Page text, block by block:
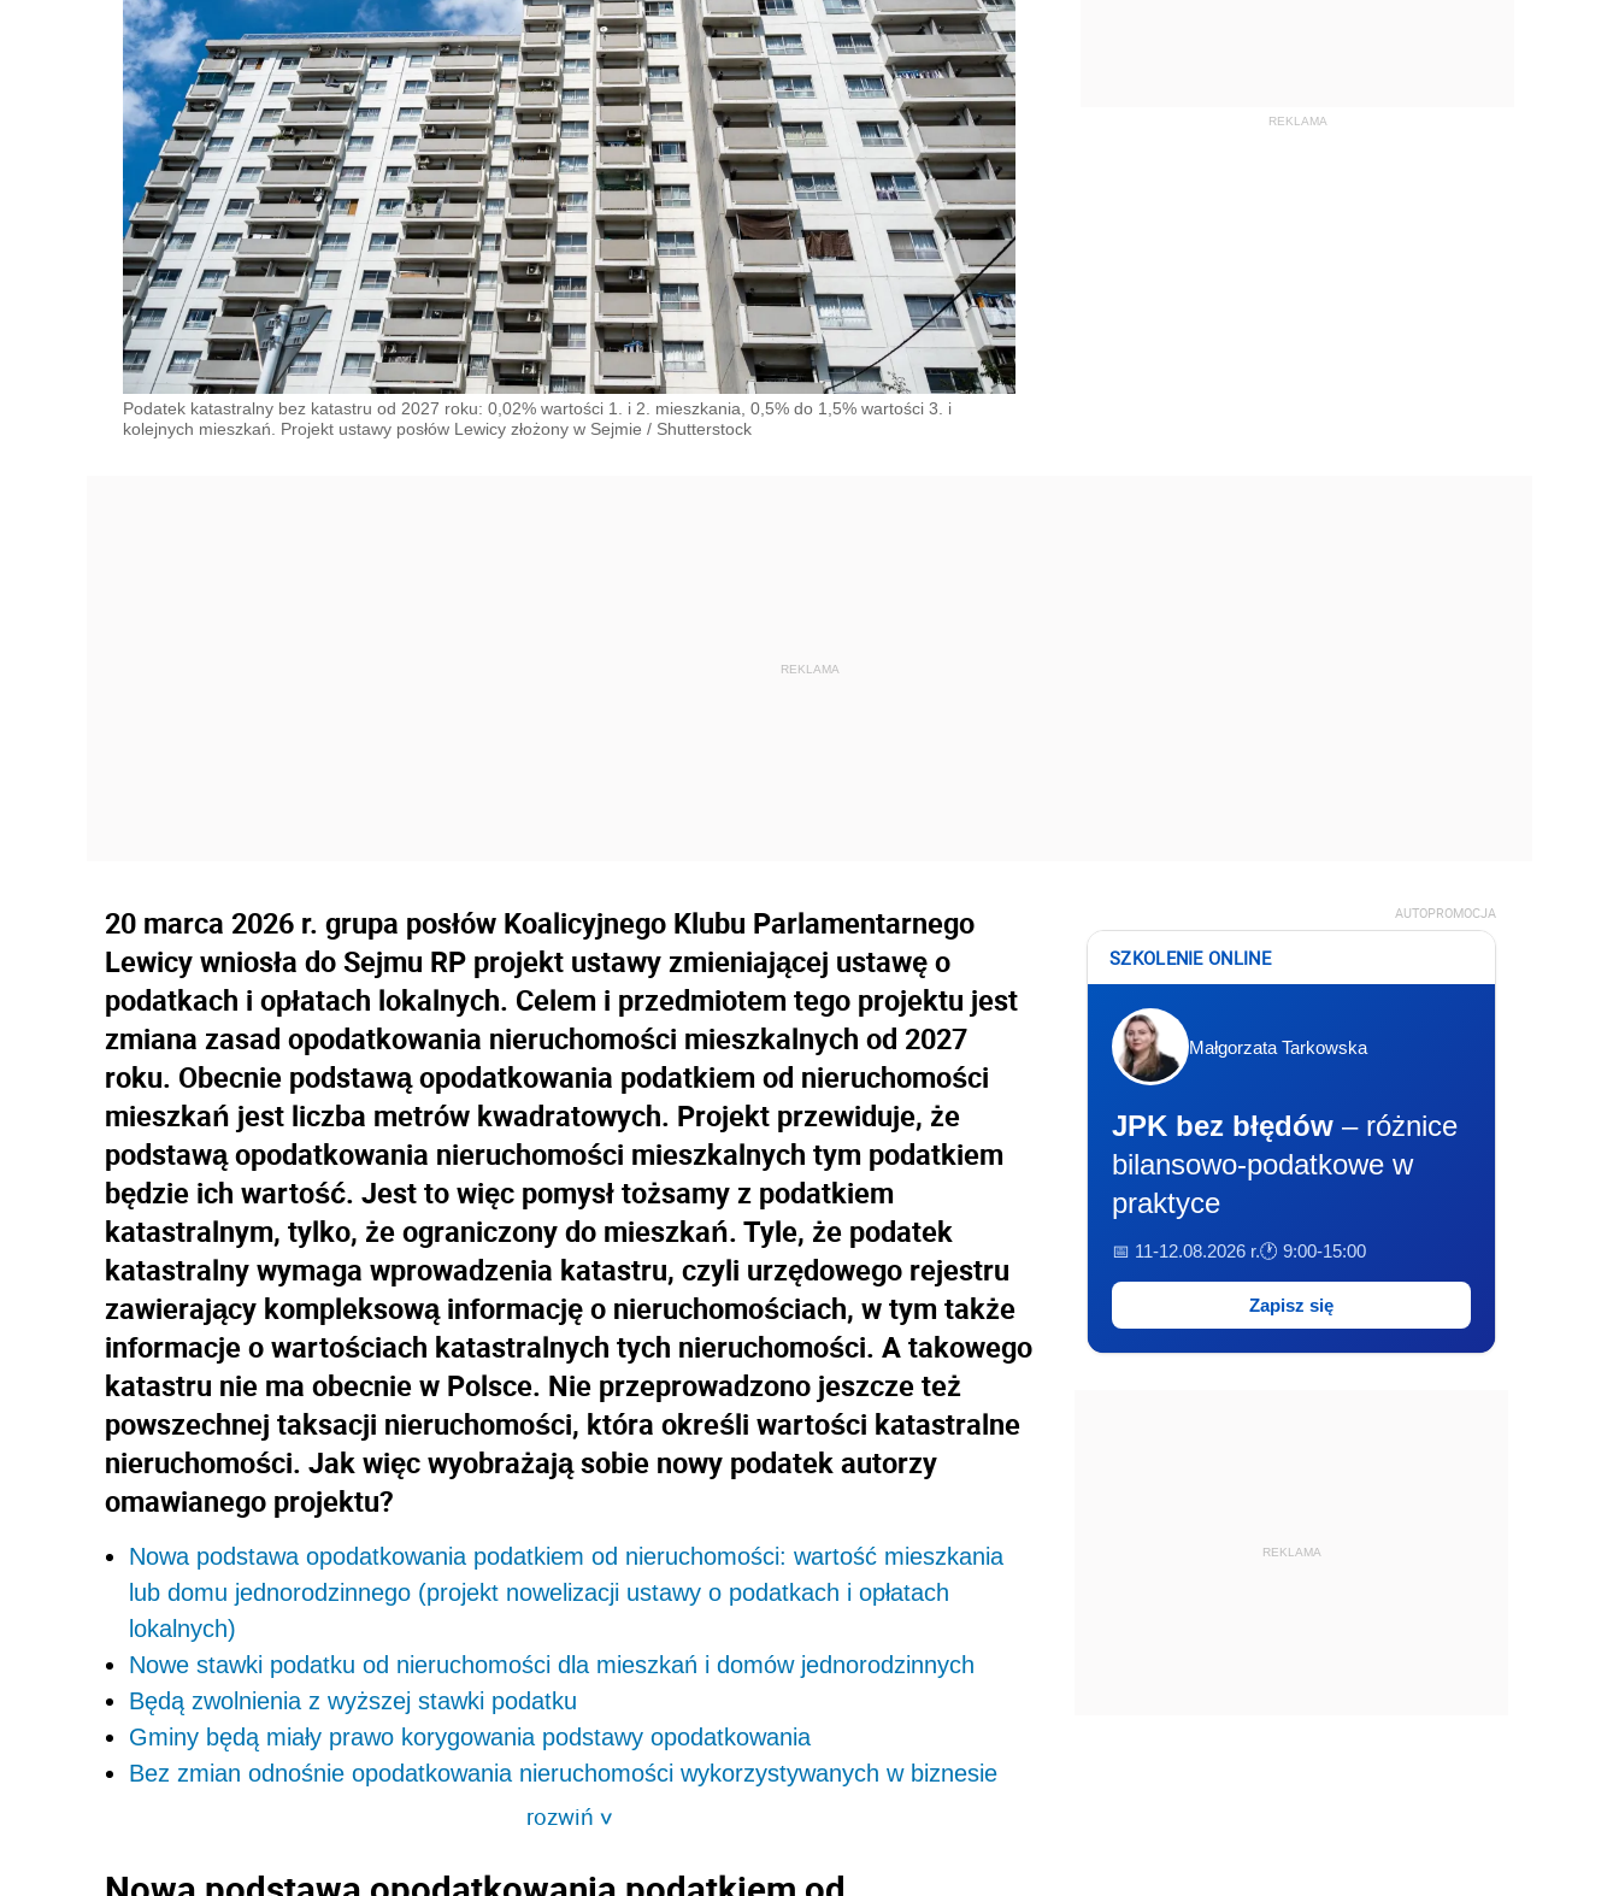
Podatek katastralny bez katastru od 2027 roku: 0,02% wartości 1. i 2. mieszkania, 0,5% do 1,5% wartości 3. i
kolejnych mieszkań. Projekt ustawy posłów Lewicy złożony w Sejmie / Shutterstock
20 marca 2026 r. grupa posłów Koalicyjnego Klubu Parlamentarnego
Lewicy wniosła do Sejmu RP projekt ustawy zmieniającej ustawę o
podatkach i opłatach lokalnych. Celem i przedmiotem tego projektu jest
zmiana zasad opodatkowania nieruchomości mieszkalnych od 2027
roku. Obecnie podstawą opodatkowania podatkiem od nieruchomości
mieszkań jest liczba metrów kwadratowych. Projekt przewiduje, że
podstawą opodatkowania nieruchomości mieszkalnych tym podatkiem
będzie ich wartość. Jest to więc pomysł tożsamy z podatkiem
katastralnym, tylko, że ograniczony do mieszkań. Tyle, że podatek
katastralny wymaga wprowadzenia katastru, czyli urzędowego rejestru
zawierający kompleksową informację o nieruchomościach, w tym także
informacje o wartościach katastralnych tych nieruchomości. A takowego
katastru nie ma obecnie w Polsce. Nie przeprowadzono jeszcze też
powszechnej taksacji nieruchomości, która określi wartości katastralne
nieruchomości. Jak więc wyobrażają sobie nowy podatek autorzy
omawianego projektu?
Nowa podstawa opodatkowania podatkiem od nieruchomości: wartość mieszkania
lub domu jednorodzinnego (projekt nowelizacji ustawy o podatkach i opłatach
lokalnych)
Nowe stawki podatku od nieruchomości dla mieszkań i domów jednorodzinnych
Będą zwolnienia z wyższej stawki podatku
Gminy będą miały prawo korygowania podstawy opodatkowania
Bez zmian odnośnie opodatkowania nieruchomości wykorzystywanych w biznesie
rozwiń>
AUTOPROMOCJA
SZKOLENIE ONLINE
Małgorzata Tarkowska
JPK bez błędów – różnice
bilansowo-podatkowe w
praktyce
📅 11-12.08.2026 r.🕐 9:00-15:00
Zapisz się
REKLAMA